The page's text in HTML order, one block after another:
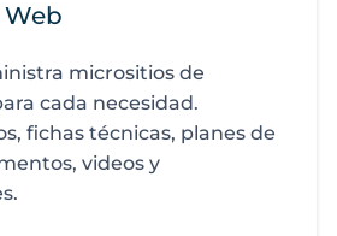
micrositios de
cada necesidad.
fichas técnicas, planes de
videos y